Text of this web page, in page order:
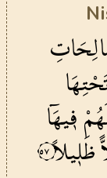
ف۪يهَٓا
ظَل۪يلاً٥٧